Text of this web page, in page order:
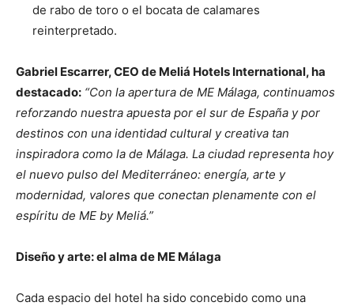
de rabo de toro o el bocata de calamares
reinterpretado.
Gabriel Escarrer, CEO de Meliá Hotels International, ha
destacado: “Con la apertura de ME Málaga, continuamos
reforzando nuestra apuesta por el sur de España y por
destinos con una identidad cultural y creativa tan
inspiradora como la de Málaga. La ciudad representa hoy
el nuevo pulso del Mediterráneo: energía, arte y
modernidad, valores que conectan plenamente con el
espíritu de ME by Meliá.”
Diseño y arte: el alma de ME Málaga
Cada espacio del hotel ha sido concebido como una